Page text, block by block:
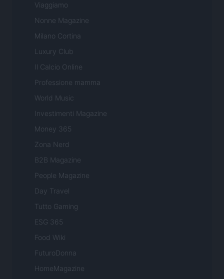
Viaggiamo
Nonne Magazine
Milano Cortina
Luxury Club
Il Calcio Online
Professione mamma
World Music
Investimenti Magazine
Money 365
Zona Nerd
B2B Magazine
People Magazine
Day Travel
Tutto Gaming
ESG 365
Food Wiki
FuturoDonna
HomeMagazine